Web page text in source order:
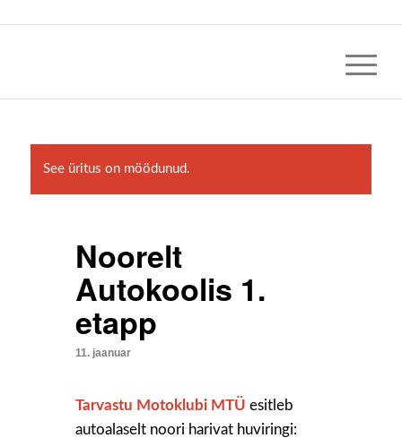
See üritus on möödunud.
Noorelt
Autokoolis 1.
etapp
11. jaanuar
Tarvastu Motoklubi MTÜ esitleb
autoalaselt noori harivat huviringi: